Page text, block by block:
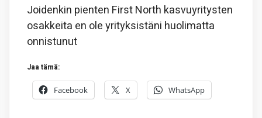
Joidenkin pienten First North kasvuyritysten
osakkeita en ole yrityksistäni huolimatta
onnistunut
Jaa tämä:
Facebook X WhatsApp